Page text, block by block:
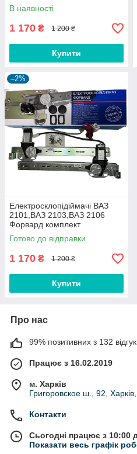
В наявності
1 170 ₴ 1 200 ₴
Купити
–2%
Електросклопідіймачі ВАЗ
2101,ВАЗ 2103,ВАЗ 2106
Форвард комплект
Готово до відправки
1 170 ₴ 1 200 ₴
Купити
Про нас
99% позитивних з 132
Працює з 16.02.2019
м. Харків
Григоровское ш., 92,
Контакти
Сьогодні працює з 10:00
Показати весь графік